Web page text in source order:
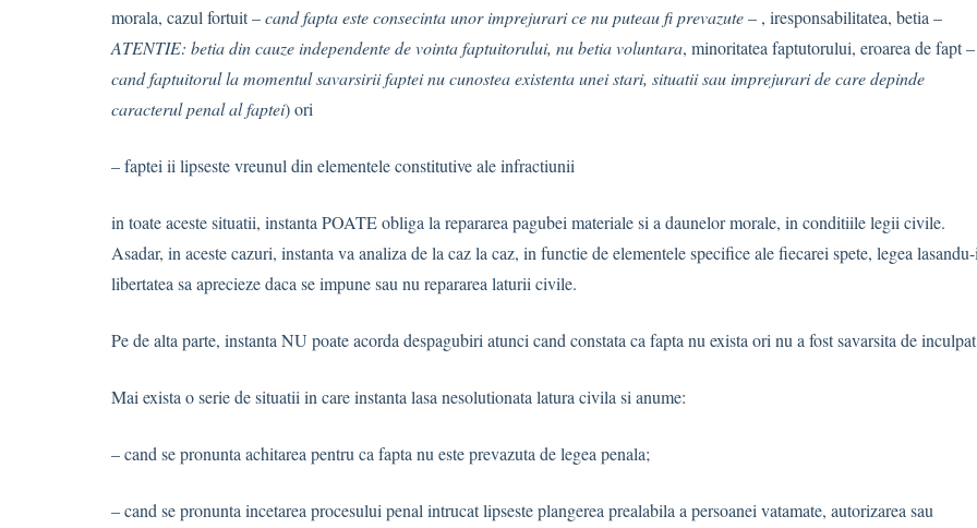
morala, cazul fortuit –cand fapta este consecinta unor imprejurari ce nu puteau fi prevazute– , iresponsabilitatea, betia –
ATENTIE: betia din cauze independente de vointa faptuitorului, nu betia voluntara, minoritatea faptutorului, eroarea de fapt –
cand faptuitorul la momentul savarsirii faptei nu cunostea existenta unei stari, situatii sau imprejurari de care depinde
caracterul penal al faptei) ori
– faptei ii lipseste vreunul din elementele constitutive ale infractiunii
in toate aceste situatii, instanta POATE obliga la repararea pagubei materiale si a daunelor morale, in conditiile legii civile.
Asadar, in aceste cazuri, instanta va analiza de la caz la caz, in functie de elementele specifice ale fiecarei spete, legea
libertatea sa aprecieze daca se impune sau nu repararea laturii civile.
Pe de alta parte, instanta NU poate acorda despagubiri atunci cand constata ca fapta nu exista ori nu a fost savarsita de
Mai exista o serie de situatii in care instanta lasa nesolutionata latura civila si anume:
– cand se pronunta achitarea pentru ca fapta nu este prevazuta de legea penala;
– cand se pronunta incetarea procesului penal intrucat lipseste plangerea prealabila a persoanei vatamate, autorizarea sau